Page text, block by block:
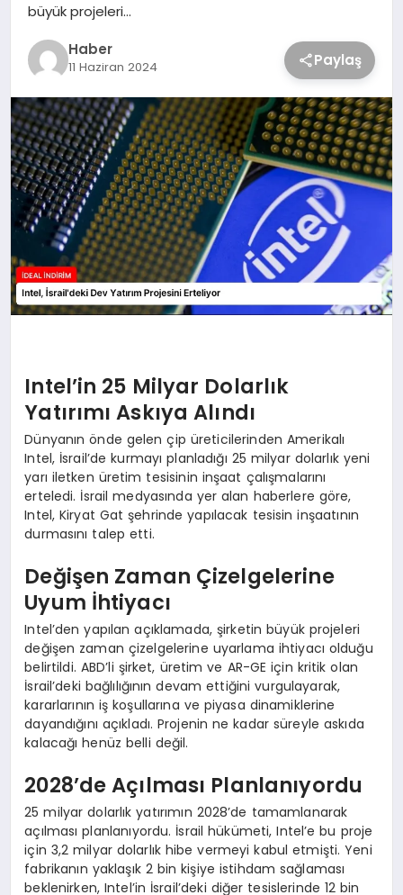
büyük projeleri…
Haber
11 Haziran 2024 Paylaş
Intel’in 25 Milyar Dolarlık
Yatırımı Askıya Alındı
Dünyanın önde gelen çip üreticilerinden Amerikalı
Intel, İsrail’de kurmayı planladığı 25 milyar dolarlık yeni
yarı iletken üretim tesisinin inşaat çalışmalarını
erteledi. İsrail medyasında yer alan haberlere göre,
Intel, Kiryat Gat şehrinde yapılacak tesisin inşaatının
durmasını talep etti.
Değişen Zaman Çizelgelerine
Uyum İhtiyacı
Intel’den yapılan açıklamada, şirketin büyük projeleri
değişen zaman çizelgelerine uyarlama ihtiyacı olduğu
belirtildi. ABD’li şirket, üretim ve AR-GE için kritik olan
İsrail’deki bağlılığının devam ettiğini vurgulayarak,
kararlarının iş koşullarına ve piyasa dinamiklerine
dayandığını açıkladı. Projenin ne kadar süreyle askıda
kalacağı henüz belli değil.
2028’de Açılması Planlanıyordu
25 milyar dolarlık yatırımın 2028’de tamamlanarak
açılması planlanıyordu. İsrail hükümeti, Intel’e bu proje
için 3,2 milyar dolarlık hibe vermeyi kabul etmişti. Yeni
fabrikanın yaklaşık 2 bin kişiye istihdam sağlaması
beklenirken, Intel’in İsrail’deki diğer tesislerinde 12 bin